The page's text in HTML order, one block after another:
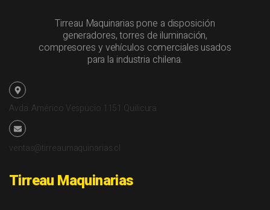
Tirreau Maquinarias pone a disposición
generadores, torres de iluminación,
compresores y vehículos comerciales usados
para la industria chilena.
Avda. Américo Vespucio 1151 Quilicura
ventas@tirreaumaquinarias.cl
Tirreau Maquinarias